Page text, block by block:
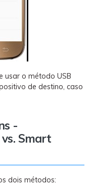
usar o método USB
de destino, caso
-
Smart
dois métodos: